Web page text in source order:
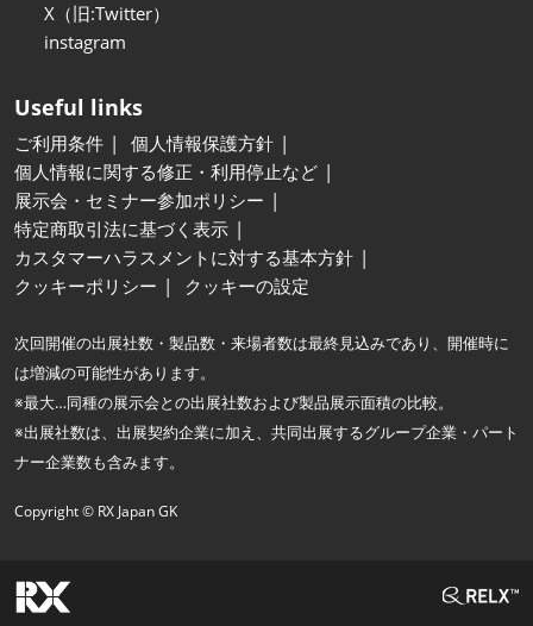
X（旧:Twitter）
instagram
Useful links
ご利用条件
個人情報保護方針
個人情報に関する修正・利用停止など
展示会・セミナー参加ポリシー
特定商取引法に基づく表示
カスタマーハラスメントに対する基本方針
クッキーポリシー
クッキーの設定
次回開催の出展社数・製品数・来場者数は最終見込みであり、開催時に
は増減の可能性があります。
※最大…同種の展示会との出展社数および製品展示面積の比較。
※出展社数は、出展契約企業に加え、共同出展するグループ企業・パート
ナー企業数も含みます。
Copyright © RX Japan GK